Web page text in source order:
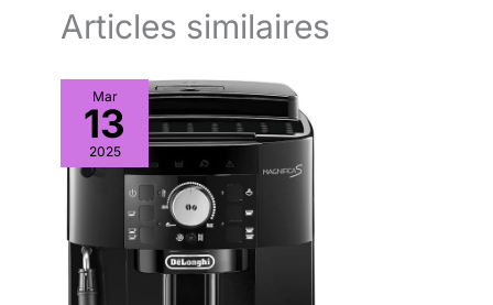
Articles similaires
Mar
13
2025